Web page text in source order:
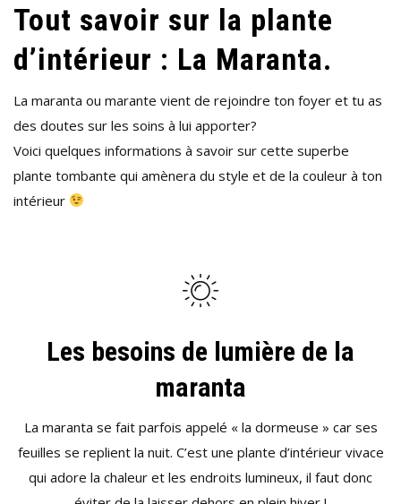
PLANTE
TON
INTÉRIEUR
LA
MARANTA
Tout savoir sur la plante
d’intérieur : La Maranta.
La maranta ou marante vient de rejoindre ton foyer et tu as
des doutes sur les soins à lui apporter?
Voici quelques informations à savoir sur cette superbe
plante tombante qui amènera du style et de la couleur à ton
intérieur
Les besoins de lumière de la
maranta
La maranta se fait parfois appelé « la dormeuse » car ses
feuilles se replient la nuit. C’est une plante d’intérieur vivace
qui adore la chaleur et les endroits lumineux, il faut donc